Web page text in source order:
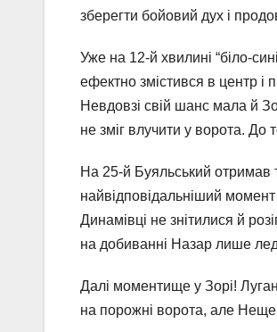
зберегти бойовий дух і
Уже на 12-й хвилині “біло-
ефектно змістився в центр і
Невдовзі свій шанс мала й
не зміг влучити у ворота. До
На 25-й Буяльський отримав
найвідповідальніший
Динамівці не знітилися й
на добиванні Назар лише
Далі моментище у Зорі!
на порожні ворота, але